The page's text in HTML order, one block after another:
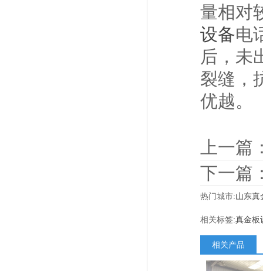
量相对
设备电
后，未
裂缝，
优越。
上一篇
下一篇
热门城市:山东真
相关标签:真金板
相关产品